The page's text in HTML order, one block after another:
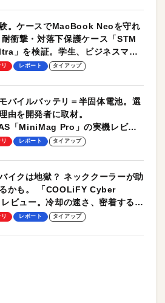
。ケースでMacBook Neoを守れ
衝撃・対落下保護ケース「STM
」を検証。学生、ビジネスマン
ルユースに最適！
レポート タイアップ
バイルバッテリ＝半固体電池。選
由を開発者に取材。
「MiniMag Pro」の実機レビュ
レポート タイアップ
イクは地獄？ ネッククーラーが助
かも。 「COOLiFY Cyber
ビュー。冷却の速さ、密着する冷
ト、シンプルな操作性がグッド！
レポート タイアップ